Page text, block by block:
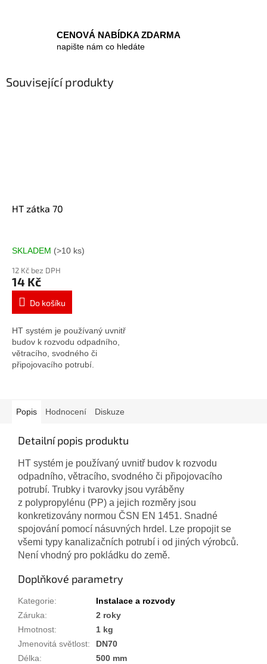
CENOVÁ NABÍDKA ZDARMA
napište nám co hledáte
Související produkty
HT zátka 70
SKLADEM (>10 ks)
12 Kč bez DPH
14 Kč
Do košíku
HT systém je používaný uvnitř
budov k rozvodu odpadního,
větracího, svodného či
připojovacího potrubí.
Popis Hodnocení Diskuze
Detailní popis produktu
HT systém je používaný uvnitř budov k rozvodu
odpadního, větracího, svodného či připojovacího
potrubí. Trubky i tvarovky jsou vyráběny
z polypropylénu (PP) a jejich rozměry jsou
konkretizovány normou ČSN EN 1451. Snadné
spojování pomocí násuvných hrdel. Lze propojit se
všemi typy kanalizačních potrubí i od jiných výrobců.
Není vhodný pro pokládku do země.
Doplňkové parametry
Kategorie:
Instalace a rozvody
Záruka:
2 roky
Hmotnost:
1 kg
Jmenovitá světlost:
DN70
Délka:
500 mm